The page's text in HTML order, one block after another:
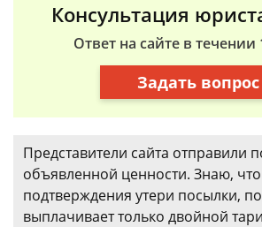
Консультация
Ответ на сайте в течении
Задать вопрос
Представители сайта отправили
объявленной ценности. Знаю,
подтверждения утери посылки,
выплачивает только двойной